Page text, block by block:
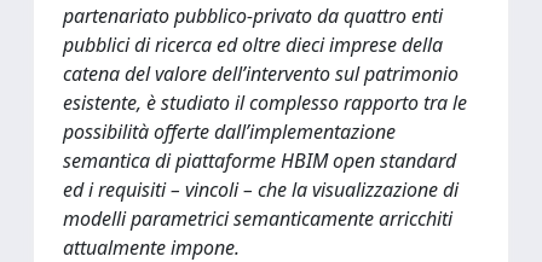
partenariato pubblico-privato da quattro enti
pubblici di ricerca ed oltre dieci imprese della
catena del valore dell’intervento sul patrimonio
esistente, è studiato il complesso rapporto tra le
possibilità offerte dall’implementazione
semantica di piattaforme HBIM open standard
ed i requisiti – vincoli – che la visualizzazione di
modelli parametrici semanticamente arricchiti
attualmente impone.